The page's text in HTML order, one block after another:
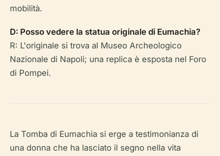
mobilità.
D: Posso vedere la statua originale di Eumachia?
R: L'originale si trova al Museo Archeologico
Nazionale di Napoli; una replica è esposta nel Foro
di Pompei.
La Tomba di Eumachia si erge a testimonianza di
una donna che ha lasciato il segno nella vita